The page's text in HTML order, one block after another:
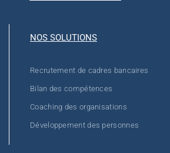
NOS SOLUTIONS
Recrutement de cadres bancaires
Bilan des compétences
Coaching des organisations
Développement des personnes